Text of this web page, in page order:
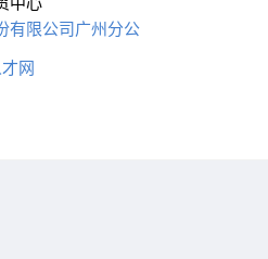
有限公司广州分公
网